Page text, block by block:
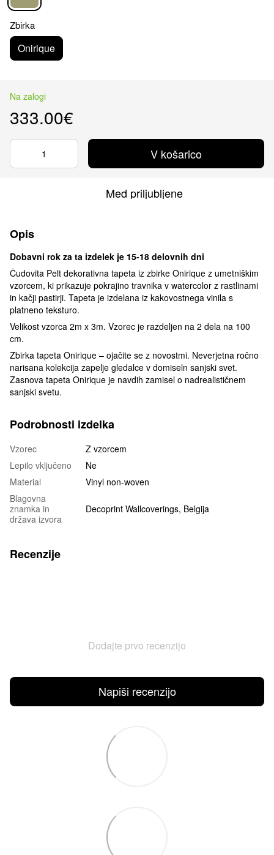
Zbirka
Onirique
Na zalogi
333.00€
V košarico
Med priljubljene
Opis
Dobavni rok za ta izdelek je 15-18 delovnih dni
Čudovita Pelt dekorativna tapeta iz zbirke Onirique z umetniškim
vzorcem, ki prikazuje pokrajino travnika v watercolor z rastlinami
in kačji pastirji. Tapeta je izdelana iz kakovostnega vinila s
platneno teksturo.
Velikost vzorca 2m x 3m. Vzorec je razdeljen na 2 dela na 100
cm.
Zbirka tapeta Onirique – ojačite se z novostmi. Neverjetna ročno
narisana kolekcija zapelje gledalce v domiseln sanjski svet.
Zasnova tapeta Onirique je navdih zamisel o nadrealističnem
sanjski svetu.
Podrobnosti izdelka
Vzorec
Z vzorcem
Lepilo vključeno
Ne
Material
Vinyl non-woven
Blagovna
znamka in
država izvora
Decoprint Wallcoverings, Belgija
Recenzije
Dodajte prvo recenzijo
Napiši recenzijo